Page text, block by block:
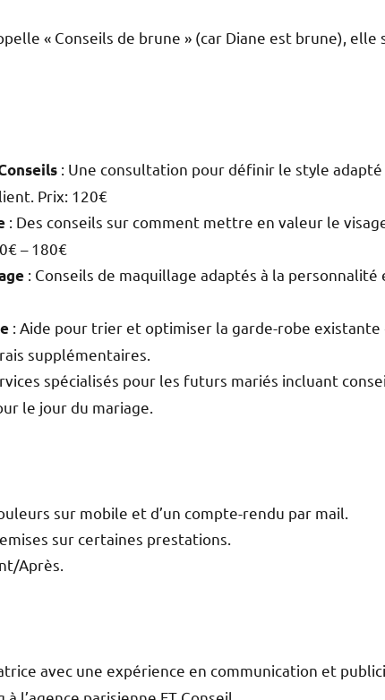
« Conseils de brune » (car Diane est brune), elle
: Une consultation pour définir le style
Prix: 120€
: Des conseils sur comment mettre en valeur le
– 180€
: Conseils de maquillage adaptés à la
: Aide pour trier et optimiser la garde-robe existante
supplémentaires.
spécialisés pour les futurs mariés incluant
le jour du mariage.
sur mobile et d’un compte-rendu par mail.
sur certaines prestations.
Après.
avec une expérience en communication et